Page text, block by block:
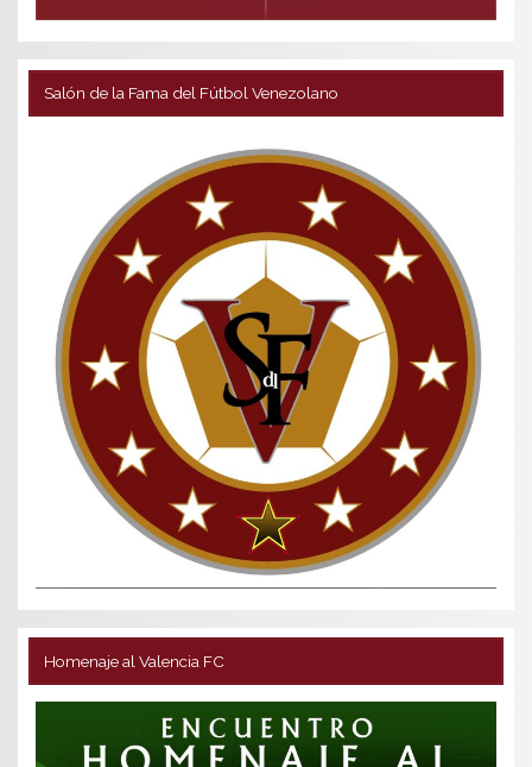
Salón de la Fama del Fútbol Venezolano
Homenaje al Valencia FC